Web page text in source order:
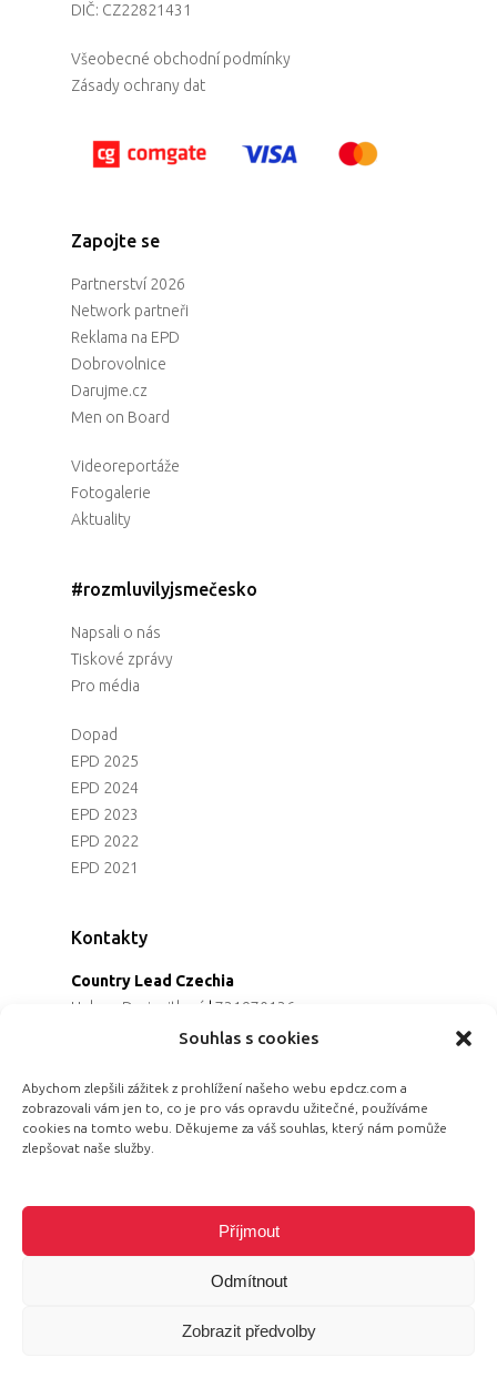
Souhlas s cookies
Abychom zlepšili zážitek z prohlížení našeho webu epdcz.com a
zobrazovali vám jen to, co je pro vás opravdu užitečné, používáme
cookies na tomto webu. Děkujeme za váš souhlas, který nám pomůže
zlepšovat naše služby.
Příjmout
Odmítnout
Zobrazit předvolby
DIČ: CZ22821431
Všeobecné obchodní podmínky
Zásady ochrany dat
Zapojte se
Partnerství 2026
Network partneři
Reklama na EPD
Dobrovolnice
Darujme.cz
Men on Board
Videoreportáže
Fotogalerie
Aktuality
#rozmluvilyjsmečesko
Napsali o nás
Tiskové zprávy
Pro média
Dopad
EPD 2025
EPD 2024
EPD 2023
EPD 2022
EPD 2021
Kontakty
Country Lead Czechia
Helena Dreiseitlová | 731970136
Koordinátorka projektu
Programová ředitelka
Jana Černoušková |607782535
Partnerství & fundraising
730158883
© 2026 Equal Pay Day.